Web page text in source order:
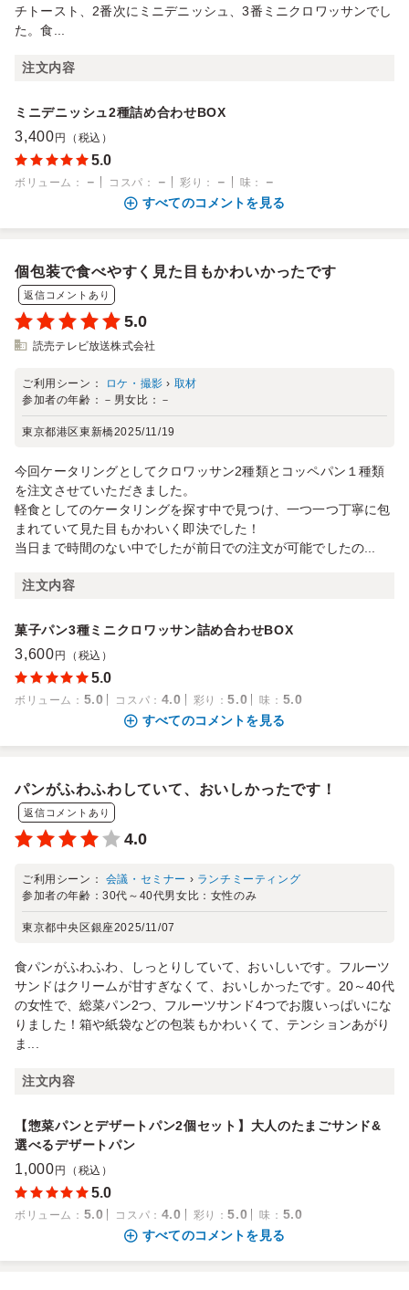
チトースト、2番次にミニデニッシュ、3番ミニクロワッサンでし
た。食...
注文内容
ミニデニッシュ2種詰め合わせBOX
3,400 円（税込）
5.0
ボリューム ： － コスパ ： － 彩り ： － 味 ：
－
すべてのコメントを見る
個包装で食べやすく見た目もかわいかったです
返信コメントあり
5.0
読売テレビ放送株式会社
ご利用シーン： ロケ・撮影 › 取材
参加者の年齢： － 男女比： －
東京都港区東新橋2025/11/19
今回ケータリングとしてクロワッサン2種類とコッペパン１種類
を注文させていただきました。
軽食としてのケータリングを探す中で見つけ、一つ一つ丁寧に包
まれていて見た目もかわいく即決でした！
当日まで時間のない中でしたが前日での注文が可能でしたの...
注文内容
菓子パン3種ミニクロワッサン詰め合わせBOX
3,600 円（税込）
5.0
ボリューム ： 5.0 コスパ ： 4.0 彩り ：5.0 味 ： 5.0
すべてのコメントを見る
パンがふわふわしていて、おいしかったです！
返信コメントあり
4.0
ご利用シーン： 会議・セミナー › ランチミーティング
参加者の年齢：30代～40代男女比： 女性のみ
東京都中央区銀座2025/11/07
食パンがふわふわ、しっとりしていて、おいしいです。フルーツ
サンドはクリームが甘すぎなくて、おいしかったです。20～40代
の女性で、総菜パン2つ、フルーツサンド4つでお腹いっぱいにな
りました！箱や紙袋などの包装もかわいくて、テンションあがり
ま...
注文内容
【惣菜パンとデザートパン2個セット】大人のたまごサンド&
選べるデザートパン
1,000 円（税込）
5.0
ボリューム ： 5.0 コスパ ： 4.0 彩り ：5.0 味 ： 5.0
すべてのコメントを見る